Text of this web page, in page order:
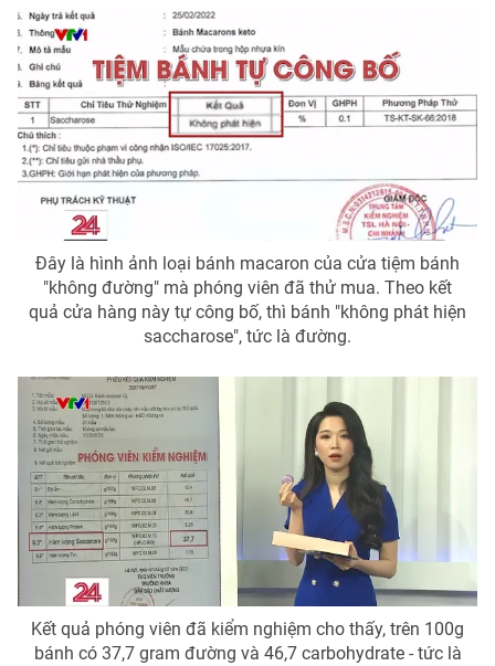
Đây là hình ảnh loại bánh macaron của cửa tiệm bánh
"không đường" mà phóng viên đã thử mua. Theo kết
quả cửa hàng này tự công bố, thì bánh "không phát hiện
saccharose", tức là đường.
Kết quả phóng viên đã kiểm nghiệm cho thấy, trên 100g
bánh có 37,7 gram đường và 46,7 carbohydrate - tức là